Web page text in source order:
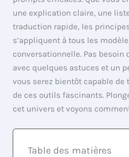
une explication claire, une
traduction rapide, les
s’appliquent à tous les
conversationnelle. Pas besoin
avec quelques astuces et un
vous serez bientôt capable
de ces outils fascinants.
cet univers et voyons
Table des matières